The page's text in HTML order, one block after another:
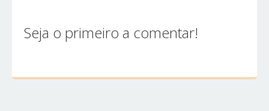
Seja o primeiro a comentar!